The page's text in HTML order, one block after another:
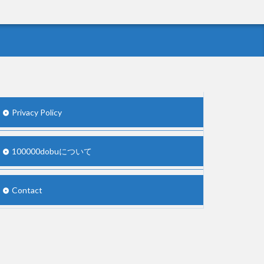
Privacy Policy
100000dobuについて
Contact